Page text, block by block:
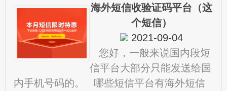
是。 短信验证码平台哪个海外短信收验证码平台（这
个短信）
2021-09-04
您好，一般来说国内段短
信平台大部分只能发送给国
内手机号码的。 哪些短信平台有海外短信